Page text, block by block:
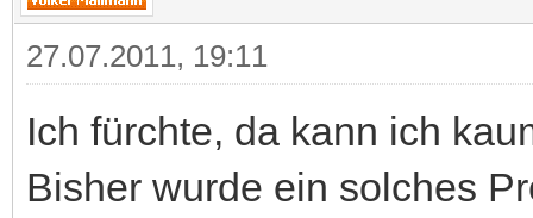
27.07.2011, 19:11
Ich fürchte, da kann ich
Bisher wurde ein solches